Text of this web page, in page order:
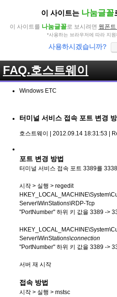
이 사이트는 나눔글꼴
이 사이트를 나눔글꼴로 보시려면 웹폰
*사용하는 브라우저에 따라 지
사용하시겠습니까?
FAQ.호스트웨이
Windows ETC
터미널 서비스 접속 포트 변경 방
호스트웨이 | 2012.09.14 18:31:53 |
포트 변경 방법
터미널 서비스 접속 포트 3389를
시작 > 실행 > regedit
Server\WinStations\RDP-Tcp
"PortNumber" 하위 키 값을 3389 ->
Server\WinStations\connection
"PortNumber" 하위 키 값을 3389 ->
서버 재 시작
접속 방법
시작 > 실행 > mstsc